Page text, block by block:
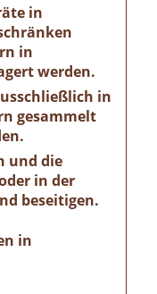
in
in
werden.
in
gesammelt
und die
in der
beseitigen.
in